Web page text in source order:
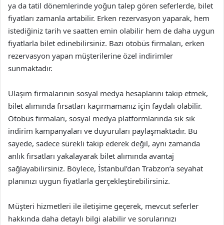
ya da tatil dönemlerinde yoğun talep gören seferlerde, bilet
fiyatları zamanla artabilir. Erken rezervasyon yaparak, hem
istediğiniz tarih ve saatten emin olabilir hem de daha uygun
fiyatlarla bilet edinebilirsiniz. Bazı otobüs firmaları, erken
rezervasyon yapan müşterilerine özel indirimler
sunmaktadır.
Ulaşım firmalarının sosyal medya hesaplarını takip etmek,
bilet alımında fırsatları kaçırmamanız için faydalı olabilir.
Otobüs firmaları, sosyal medya platformlarında sık sık
indirim kampanyaları ve duyuruları paylaşmaktadır. Bu
sayede, sadece sürekli takip ederek değil, aynı zamanda
anlık fırsatları yakalayarak bilet alımında avantaj
sağlayabilirsiniz. Böylece, İstanbul’dan Trabzon’a seyahat
planınızı uygun fiyatlarla gerçekleştirebilirsiniz.
Müşteri hizmetleri ile iletişime geçerek, mevcut seferler
hakkında daha detaylı bilgi alabilir ve sorularınızı